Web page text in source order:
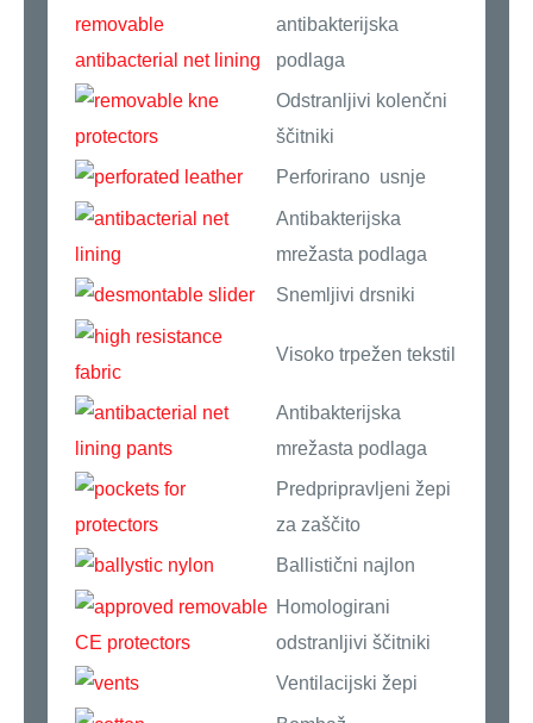
antibakterijska
podlaga
Odstranljivi kolenčni
ščitniki
Perforirano usnje
Antibakterijska
mrežasta podlaga
Snemljivi drsniki
Visoko trpežen tekstil
Antibakterijska
mrežasta podlaga
Predpripravljeni žepi
za zaščito
Ballistični najlon
Homologirani
odstranljivi ščitniki
Ventilacijski žepi